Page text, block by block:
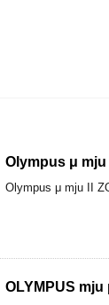
Olympus μ mju
Olympus μ mju II
OLYMPUS mju